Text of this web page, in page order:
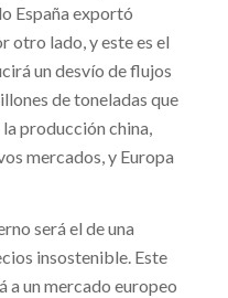
España exportó
otro lado, y este es el
un desvío de flujos
de toneladas que
producción china,
mercados, y Europa
será el de una
insostenible. Este
a un mercado europeo